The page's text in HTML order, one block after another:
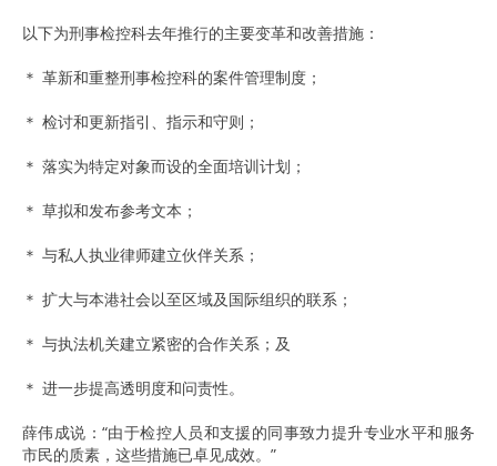
以下为刑事检控科去年推行的主要变革和改善措施：
＊ 革新和重整刑事检控科的案件管理制度；
＊ 检讨和更新指引、指示和守则；
＊ 落实为特定对象而设的全面培训计划；
＊ 草拟和发布参考文本；
＊ 与私人执业律师建立伙伴关系；
＊ 扩大与本港社会以至区域及国际组织的联系；
＊ 与执法机关建立紧密的合作关系；及
＊ 进一步提高透明度和问责性。
薛伟成说：“由于检控人员和支援的同事致力提升专业水平和服务
市民的质素，这些措施已卓见成效。”